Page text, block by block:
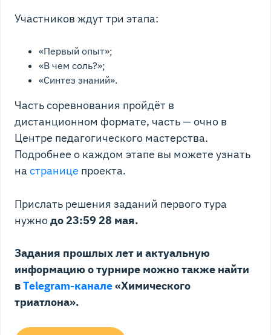
Участников ждут три этапа:
«Первый опыт»;
«В чем соль?»;
«Синтез знаний».
Часть соревнования пройдёт в
дистанционном формате, часть — очно в
Центре педагогического мастерства.
Подробнее о каждом этапе вы можете узнать
на странице проекта.
Прислать решения заданий первого тура
нужнодо 23:59 28 мая.
Задания прошлых лет и актуальную
информацию о турнире можно также найти
вTelegram-канале«Химического
триатлона».